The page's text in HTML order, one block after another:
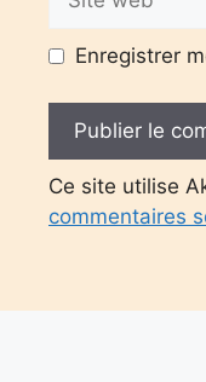
web
Enregistrer
Ce site utilise
commentaires